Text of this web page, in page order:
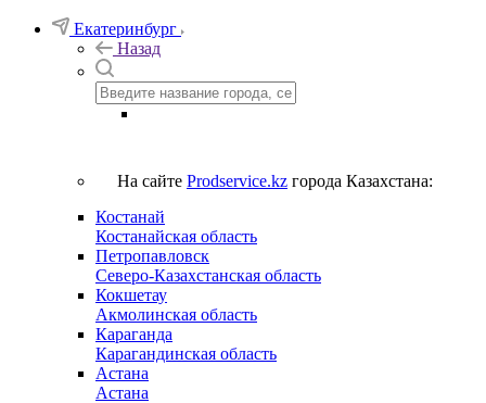
Екатеринбург
Назад
На сайте Prodservice.kz города Казахстана:
Костанай
Костанайская область
Петропавловск
Северо-Казахстанская область
Кокшетау
Акмолинская область
Караганда
Карагандинская область
Астана
Астана